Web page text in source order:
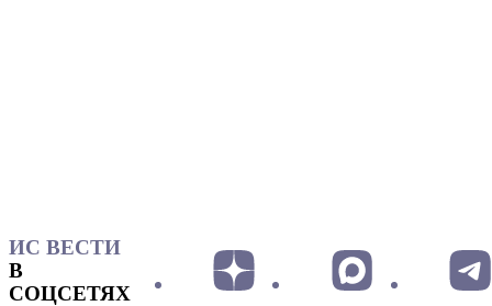
ИС ВЕСТИ
В
СОЦСЕТЯХ